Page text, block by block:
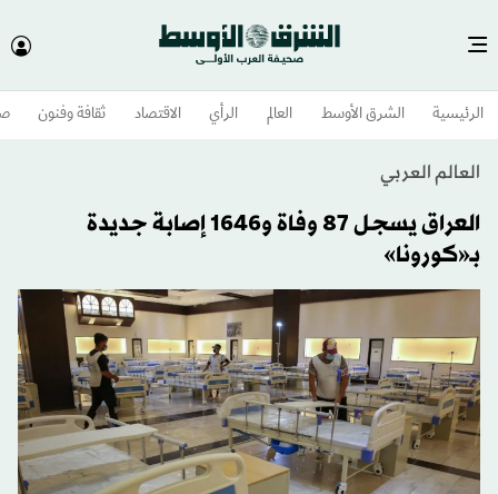
الرئيسية الشرق الأوسط​ العالم الرأي الاقتصاد ثقافة وفنون
العالم العربي
العراق يسجل 87 وفاة و1646 إصابة جديدة
بـ«كورونا»